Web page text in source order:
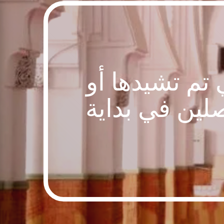
تم تشيدها أو
في بداية